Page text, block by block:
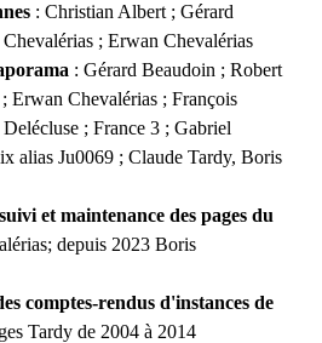
: Christian Albert ; Gérard
; Erwan Chevalérias
: Gérard Beaudoin ; Robert
Chevalérias ; François
; France 3 ; Gabriel
alias Ju0069 ; Claude Tardy, Boris
et maintenance des pages du
depuis 2023 Boris
comptes-rendus d'instances de
Tardy de 2004 à 2014